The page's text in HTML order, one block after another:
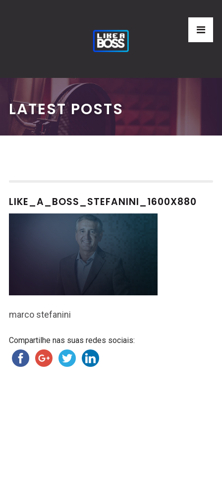
LATEST POSTS
LIKE_A_BOSS_STEFANINI_1600X880
marco stefanini
Compartilhe nas suas redes sociais: